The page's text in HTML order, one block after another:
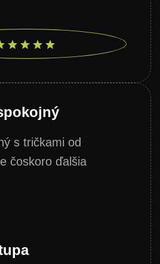
s tričkami od
čoskoro ďalšia